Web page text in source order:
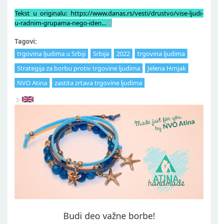
Tekst u originalu: https://www.danas.rs/vesti/drustvo/vise-ljudi-
u-radnim-grupama-nego-iden...
Tagovi:
trgovina ljudima u Srbiji
Srbija 2022
trgovina ljudima
Strategija za borbu protiv trgovine ljudima
Jelena Hrnjak
NVO Atina
zastita zrtava trgovine ljudima
Budi deo važne borbe!